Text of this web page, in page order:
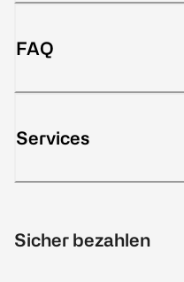
FAQ
Services
Sicher bezahlen